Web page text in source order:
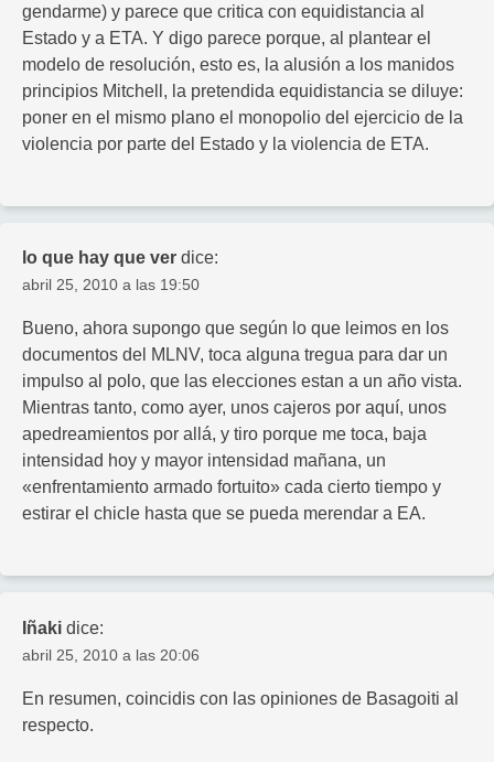
gendarme) y parece que critica con equidistancia al
Estado y a ETA. Y digo parece porque, al plantear el
modelo de resolución, esto es, la alusión a los manidos
principios Mitchell, la pretendida equidistancia se diluye:
poner en el mismo plano el monopolio del ejercicio de la
violencia por parte del Estado y la violencia de ETA.
lo que hay que ver dice:
abril 25, 2010 a las 19:50
Bueno, ahora supongo que según lo que leimos en los
documentos del MLNV, toca alguna tregua para dar un
impulso al polo, que las elecciones estan a un año vista.
Mientras tanto, como ayer, unos cajeros por aquí, unos
apedreamientos por allá, y tiro porque me toca, baja
intensidad hoy y mayor intensidad mañana, un
«enfrentamiento armado fortuito» cada cierto tiempo y
estirar el chicle hasta que se pueda merendar a EA.
Iñaki dice:
abril 25, 2010 a las 20:06
En resumen, coincidis con las opiniones de Basagoiti al
respecto.